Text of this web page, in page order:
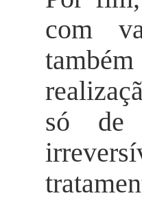
com
só de